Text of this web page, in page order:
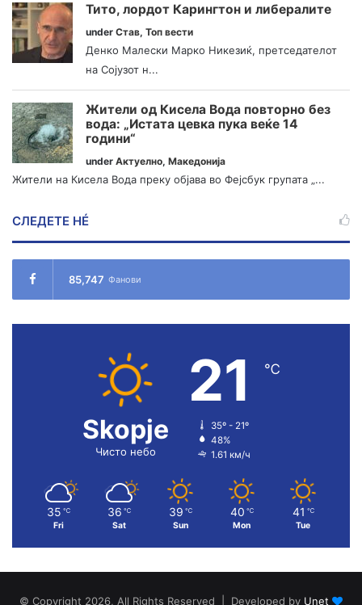
Тито, лордот Карингтон и либералите
under Став, Топ вести
Денко Малески Марко Никезиќ, претседателот
на Сојузот н...
Жители од Кисела Вода повторно без
вода: „Истата цевка пука веќе 14
години“
under Актуелно, Македонија
Жители на Кисела Вода преку објава во Фејсбук групата „...
СЛЕДЕТЕ НÉ
85,747 Фанови
Skopje
Чисто небо
21 ℃
35º - 21º
48%
1.61 км/ч
35 ℃
Fri
36 ℃
Sat
39 ℃
Sun
40 ℃
Mon
41 ℃
Tue
© Copyright 2026, All Rights Reserved | Developed by Unet